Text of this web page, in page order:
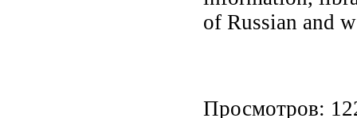
of Russian and
Просмотров: